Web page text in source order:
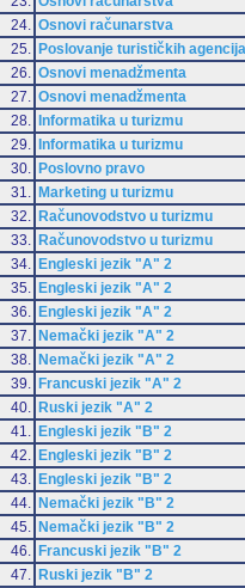
24.
Osnovi računarstva
25.
Poslovanje turističkih agencija
26.
Osnovi menadžmenta
27.
Osnovi menadžmenta
28.
Informatika u turizmu
29.
Informatika u turizmu
30.
Poslovno pravo
31.
Marketing u turizmu
32.
Računovodstvo u turizmu
33.
Računovodstvo u turizmu
34.
Engleski jezik "A" 2
35.
Engleski jezik "A" 2
36.
Engleski jezik "A" 2
37.
Nemački jezik "A" 2
38.
Nemački jezik "A" 2
39.
Francuski jezik "A" 2
40.
Ruski jezik "A" 2
41.
Engleski jezik "B" 2
42.
Engleski jezik "B" 2
43.
Engleski jezik "B" 2
44.
Nemački jezik "B" 2
45.
Nemački jezik "B" 2
46.
Francuski jezik "B" 2
47.
Ruski jezik "B" 2